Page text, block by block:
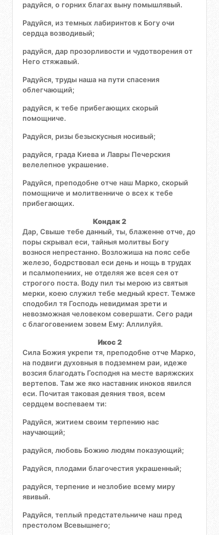
радуйся, о горних благах выну помышлявый.
Радуйся, из темных лабиринтов к Богу очи
сердца возводивый;
радуйся, дар прозорливости и чудотворения от
Него стяжавый.
Радуйся, труды наша на пути спасения
облегчающий;
радуйся, к тебе прибегающих скорый
помощниче.
Радуйся, ризы безыскусныя носивый;
радуйся, града Киева и Лавры Печерския
велелепное украшение.
Радуйся, преподобне отче наш Марко, скорый
помощниче и молитвенниче о всех к тебе
прибегающих.
Кондак 2
Дар, Свыше тебе данный, ты, блаженне отче, до
поры скрывал еси, тайныя молитвы Богу
вознося непрестанно. Возложиша на пояс себе
железо, бодрствовал еси день и нощь в трудах
и псалмопениих, не отделяя же всея сея от
строгого поста. Воду пил ты мерою из святыя
мерки, коею служил тебе медный крест. Темже
сподобил тя Господь невидимая зрети и
невозможная человеком совершати. Сего ради
с благоговением зовем Ему: Аллилуйя.
Икос 2
Сила Божия укрепи тя, преподобне отче Марко,
на подвиги духовныя в подземнем раи, идеже
возсия благодать Господня на месте варяжских
вертепов. Там же яко наставник иноков явился
еси. Почитая таковая деяния твоя, всем
сердцем воспеваем ти:
Радуйся, житием своим терпению нас
научающий;
радуйся, любовь Божию людям показующий;
Радуйся, плодами благочестия украшенный;
радуйся, терпение и незлобие всему миру
явивый.
Радуйся, теплый предстательниче наш пред
престолом Всевышнего;